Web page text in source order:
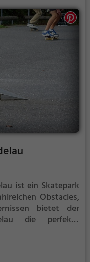
ist ein Skatepark
Obstacles,
bietet der
die perfekte